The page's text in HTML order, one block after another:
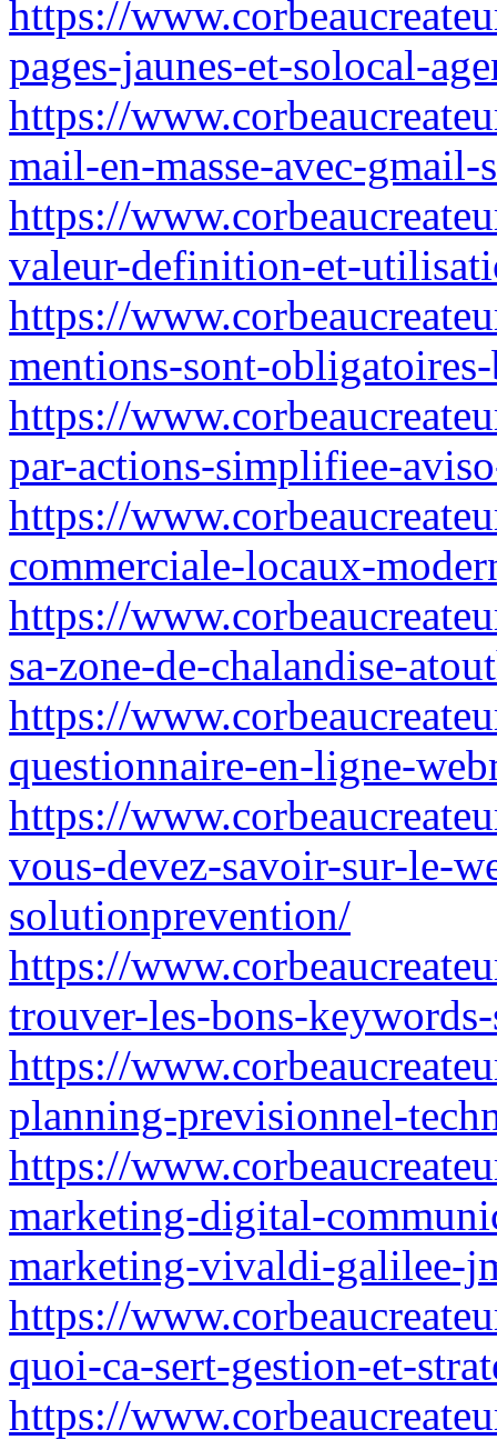
https://
pages-jaunes-et-solocal-
https://
mail-en-masse-avec-
https://
valeur-definition-et-
https://
mentions-sont-obligatoires-
https://
par-actions-simplifiee-
https://
commerciale-locaux-
https://
sa-zone-de-chalandise-
https://
questionnaire-en-ligne-
https://
vous-devez-savoir-sur-le-
solutionprevention/
https://
trouver-les-bons-
https://
planning-previsionnel-
https://
marketing-digital-
marketing-vivaldi-galilee-
https://
quoi-ca-sert-gestion-et-
https://